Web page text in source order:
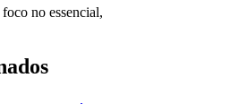
no essencial,